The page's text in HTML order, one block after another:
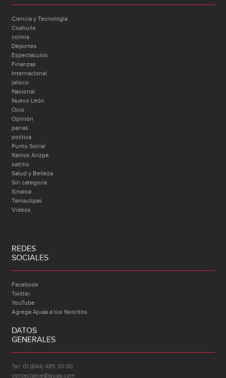
Ciencia y Tecnología
Coahuila
colima
Deportes
Espectáculos
Finanzas
Internacional
jalisco
Nacional
Nuevo León
Ocio
Opinión
parras
politica
Punto Social
Ramos Arizpe
saltillo
Salud y Belleza
Sin categoría
Sinaloa
Tamaulipas
Videos
REDES
SOCIALES
Facebook
Twitter
YouTube
Agrega Ajuaa a tus favoritos
DATOS
GENERALES
Tel: 01 (844) 485 30 00
contactame@ajuaa.com